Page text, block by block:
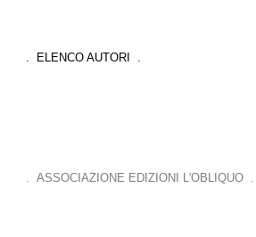
. ELENCO AUTORI .
. ASSOCIAZIONE EDIZIONI